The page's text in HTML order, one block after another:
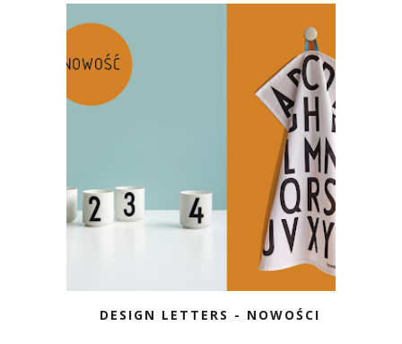
DESIGN LETTERS - NOWOŚCI